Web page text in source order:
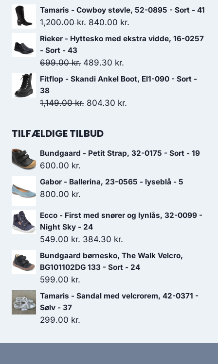
1,599.00 kr..1,119.30 kr..
oprindelige
pris
aktuelle
Tamaris - Cowboy støvle, 52-0895 - Sort - 41
1,200.00kr. Den
oprindelige
var:
1,200.00 kr..
840.00 kr.
aktuelle
840.00 kr..
Rieker - Hyttesko med ekstra vidde, 16-0257
- Sort - 43
699.00kr. Den
oprindelige
var:
489.30 kr.
aktuelle
er:
Fitflop - Skandi Ankel Boot, EI1-090 - Sort -
38
1,149.00kr. Den
pris
1,149.00 kr..
804.30 kr.
804.30 kr..
TILFÆLDIGE TILBUD
Bundgaard - Petit Strap, 32-0175 - Sort - 19
600.00 kr.
Gabor - Ballerina, 23-0565 - lyseblå - 5
800.00 kr.
Ecco - First med snører og lynlås, 32-0099 -
Night Sky - 24
549.00kr. Den
oprindelige
pris
549.00 kr..
384.30 kr.
aktuelle
pris
384.30 kr..
Bundgaard børnesko, The Walk Velcro,
BG101102DG 133 - Sort - 24
599.00 kr.
Tamaris - Sandal med velcrorem, 42-0371 -
Sølv - 37
299.00 kr.